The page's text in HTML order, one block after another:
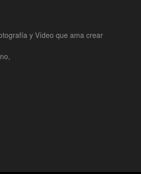
y Vídeo que ama crear